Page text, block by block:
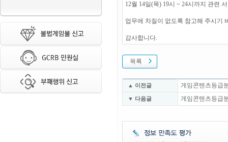
12월 14일(목) 19시 ~ 24시까지 관련
업무에 차질이 없도록 참고해 주시기
감사합니다.
목록
▲ 이전글 게임콘텐츠등급
▼ 다음글 게임콘텐츠등급